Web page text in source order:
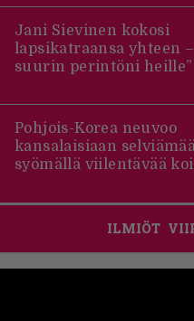
Jani Sievinen kokosi
lapsikatraansa yhteen
suurin perintöni heille”
Pohjois-Korea neuvoo
kansalaisiaan
syömällä viilentävää
ILMIÖT